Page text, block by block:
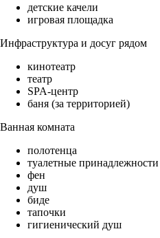
детские качели
игровая площадка
Инфраструктура и досуг рядом
кинотеатр
театр
SPA-центр
баня (за территорией)
Ванная комната
полотенца
туалетные принадлежности
фен
душ
биде
тапочки
гигиенический душ